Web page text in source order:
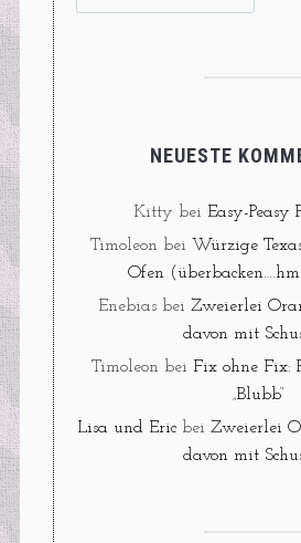
NEUESTE
Kitty bei Easy-Peasy
Timoleon bei Würzige
Ofen
Enebiasbei Zweierlei
davon mit
Timoleon bei Fix ohne Fix:
„Blubb“
Lisa und Eric bei Zweierlei
davon mit